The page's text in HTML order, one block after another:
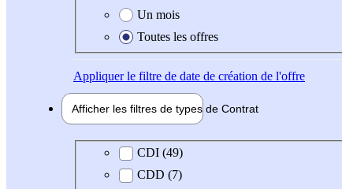
Un mois
Toutes les offres
Appliquerle filtre de date de création de l'offre
Afficher les filtres de types de Contrat
Type de contratCDI (49)
CDD (7)